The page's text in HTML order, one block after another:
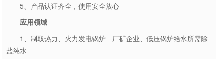
5、产品认证齐全，使用安全放心
应用领域
1、制取热力、火力发电锅炉，厂矿企业、低压锅炉给水所需除
盐纯水